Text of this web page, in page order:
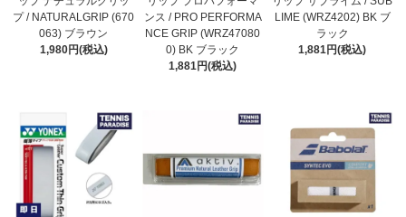
プ / NATURALGRIP (670
063) ブラウン
1,980円(税込)
ンス / PRO PERFORMA
NCE GRIP (WRZ47080
0) BK ブラック
1,881円(税込)
LIME (WRZ4202) BK ブ
ラック
1,881円(税込)